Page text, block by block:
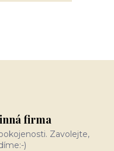
firma
Zavolejte,
)